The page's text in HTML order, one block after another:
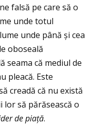
falsă pe care să o
unde totul
unde până și cea
oboseală
seama că mediul de
pleacă. Este
creadă că nu există
lor să părăsească o
depiaţă.